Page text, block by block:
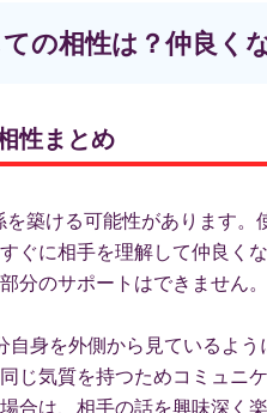
の相性は？仲良く
性まとめ
を築ける可能性があります
ぐに相手を理解して仲良く
分のサポートはできません。
身を外側から見ているよ
じ気質を持つためコミュニ
合は、相手の話を興味深く